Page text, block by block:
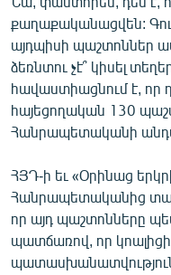
քաղաքականացվեն:
այդպիսի պաշտոններ
ձեռնտու չէ՞ կիսել
հավաստիացնում է, որ
հայեցողական 130
Հանրապետականի
ՀՅԴ-ի եւ «Օրինաց
Հանրապետականից
որ այդ պաշտոնները
պատճառով, որ
պատասխանատվություն